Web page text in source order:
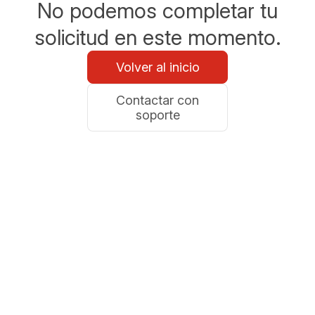
No podemos completar tu
solicitud en este momento.
Volver al inicio
Contactar con
soporte